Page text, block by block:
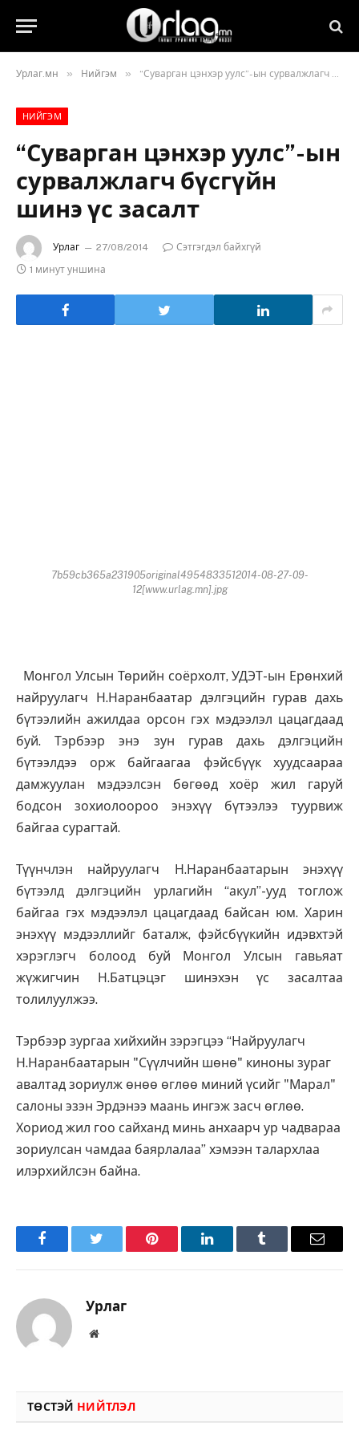
Урлаг.мн » Нийгэм » “Суварган цэнхэр уулс”-ын сурвалжлагч бүсгүйн шинэ үс засалт
НИЙГЭМ
“Суварган цэнхэр уулс”-ын
сурвалжлагч бүсгүйн
шинэ үс засалт
Урлаг 27/08/2014
Сэтгэгдэл байхгүй
1 минут уншина
7b59cb365a231905original4954833512014-08-27-09-
12[www.urlag.mn].jpg
Монгол Улсын Төрийн соёрхолт, УДЭТ-ын Ерөнхий
найруулагч Н.Наранбаатар дэлгэцийн гурав дахь
бүтээлийн ажилдаа орсон гэх мэдээлэл цацагдаад
буй. Тэрбээр энэ зун гурав дахь дэлгэцийн
бүтээлдээ орж байгаагаа фэйсбүүк хуудсаараа
дамжуулан мэдээлсэн бөгөөд хоёр жил гаруй
бодсон зохиолоороо энэхүү бүтээлээ туурвиж
байгаа сурагтай.
Түүнчлэн найруулагч Н.Наранбаатарын энэхүү
бүтээлд дэлгэцийн урлагийн “акул”-ууд тоглож
байгаа гэх мэдээлэл цацагдаад байсан юм. Харин
энэхүү мэдээллийг баталж, фэйсбүүкийн идэвхтэй
хэрэглэгч болоод буй Монгол Улсын гавьяат
жүжигчин Н.Батцэцэг шинэхэн үс засалтаа
толилуулжээ.
Тэрбээр зургаа хийхийн зэрэгцээ “Найруулагч
Н.Наранбаатарын "Сүүлчийн шөнө" киноны зураг
авалтад зориулж өнөө өглөө миний үсийг "Марал"
салоны эзэн Эрдэнээ маань ингэж засч өглөө.
Хориод жил гоо сайханд минь анхаарч ур чадвараа
зориулсан чамдаа баярлалаа” хэмээн талархлаа
илэрхийлсэн байна.
FacebookTwitter Pinterest LinkedInTumblr Имэйл
Урлаг
Вэбсайт
ТӨСТЭЙ НИЙТЛЭЛ